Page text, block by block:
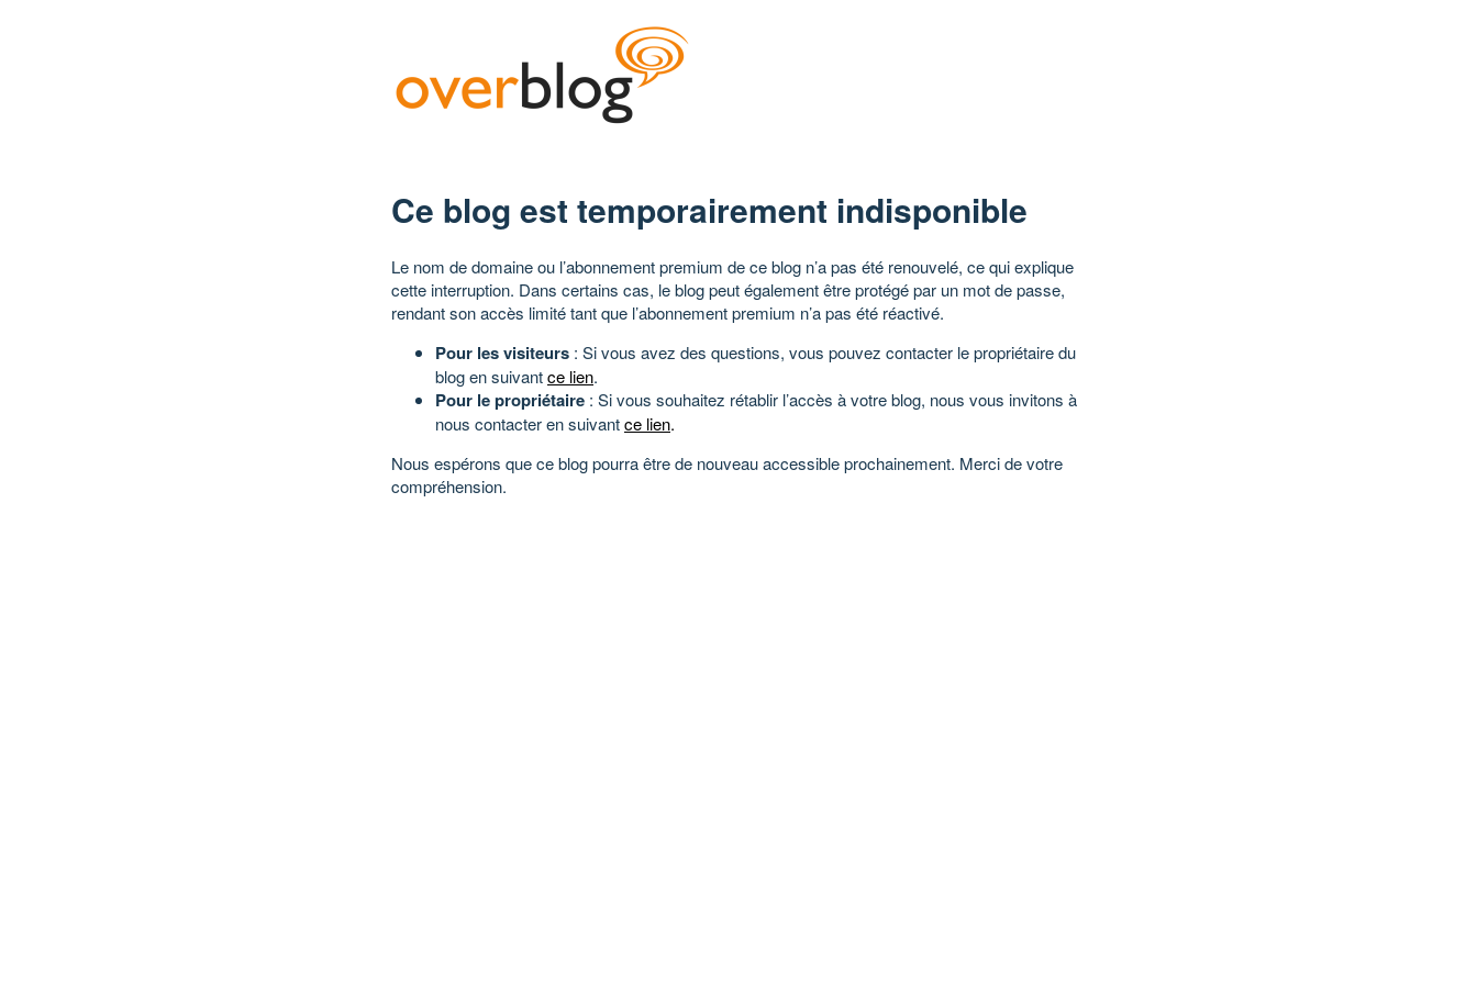
Ce blog est temporairement indisponible
Le nom de domaine ou l’abonnement premium de ce blog n’a pas été renouvelé, ce qui explique
cette interruption. Dans certains cas, le blog peut également être protégé par un mot de passe,
rendant son accès limité tant que l’abonnement premium n’a pas été réactivé.
Pour les visiteurs : Si vous avez des questions, vous pouvez contacter le propriétaire du
blog en suivantce lien.
Pour le propriétaire : Si vous souhaitez rétablir l’accès à votre blog, nous vous invitons à
nous contacter en suivantce lien.
Nous espérons que ce blog pourra être de nouveau accessible prochainement. Merci de votre
compréhension.